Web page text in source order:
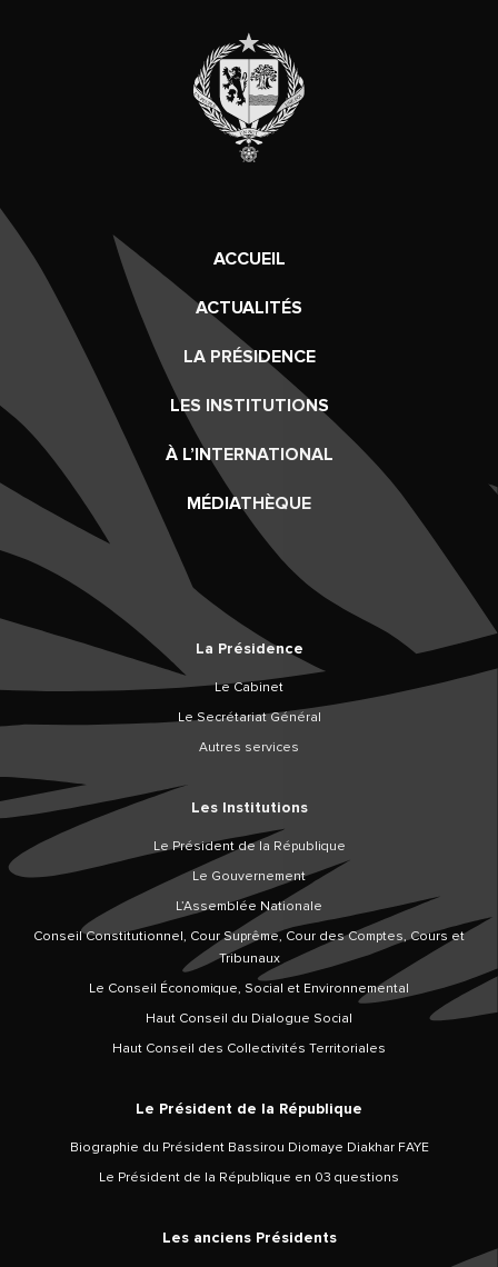
ACCUEIL
ACTUALITÉS
LA PRÉSIDENCE
LES INSTITUTIONS
À L’INTERNATIONAL
MÉDIATHÈQUE
La Présidence
Le Cabinet
Le Secrétariat Général
Autres services
Les Institutions
Le Président de la République
Le Gouvernement
L’Assemblée Nationale
Conseil Constitutionnel, Cour Suprême, Cour des Comptes, Cours et
Tribunaux
Le Conseil Économique, Social et Environnemental
Haut Conseil du Dialogue Social
Haut Conseil des Collectivités Territoriales
Le Président de la République
Biographie du Président Bassirou Diomaye Diakhar FAYE
Le Président de la République en 03 questions
Les anciens Présidents